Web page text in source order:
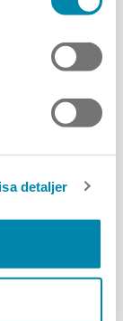
detaljer
kompletteras